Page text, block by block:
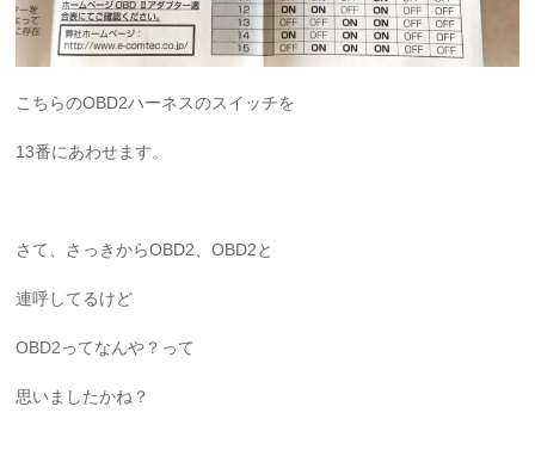
こちらのOBD2ハーネスのスイッチを
13番にあわせます。
さて、さっきからOBD2、OBD2と
連呼してるけど
OBD2ってなんや？って
思いましたかね？